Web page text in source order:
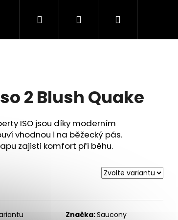
Hledat PřihlášeníNákupní
2 Blush Quake
ISO jsou díky moderním
vhodnou i na běžecký pás.
zajisti komfort při běhu.
Značka:Saucony